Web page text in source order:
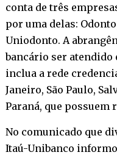
conta de três
por uma delas:
Uniodonto. A
bancário ser atendido
inclua a rede
Janeiro, São Paulo,
Paraná, que
No comunicado que
Itaú-Unibanco